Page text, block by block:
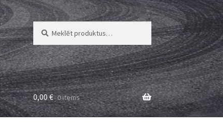
Meklēt:
Meklēt
0,00€ 0 items